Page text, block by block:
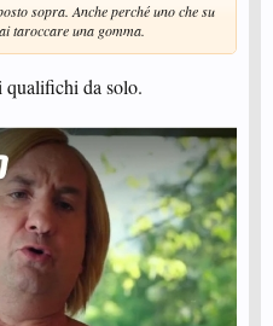
sopra. Anche perché uno che su
taroccare una gomma.
qualifichi da solo.